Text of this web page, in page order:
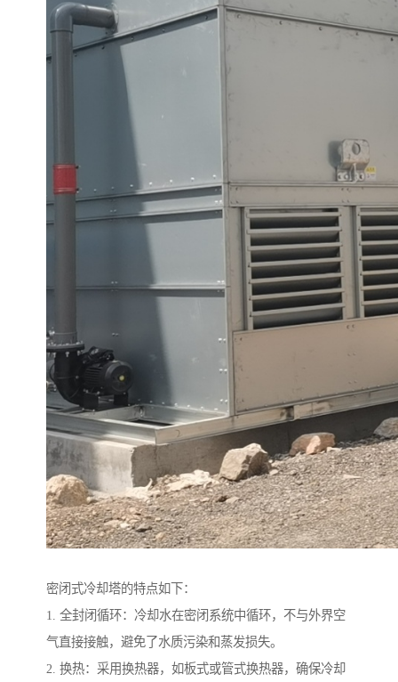
密闭式冷却塔的特点如下：
1. 全封闭循环：冷却水在密闭系统中循环，不与外界空
气直接接触，避免了水质污染和蒸发损失。
2. 换热：采用换热器，如板式或管式换热器，确保冷却